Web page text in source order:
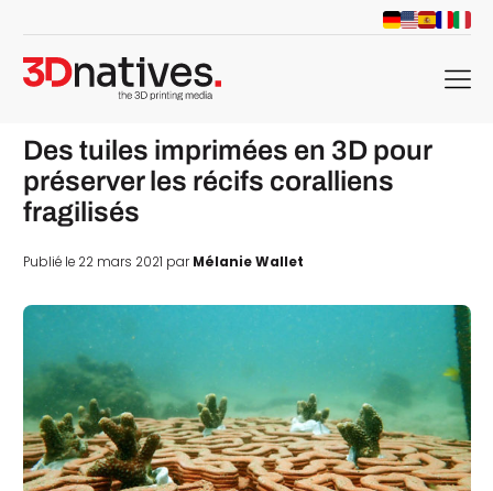
menu
Des tuiles imprimées en 3D pour
préserver les récifs coralliens
fragilisés
Publié le 22 mars 2021 parMélanie Wallet